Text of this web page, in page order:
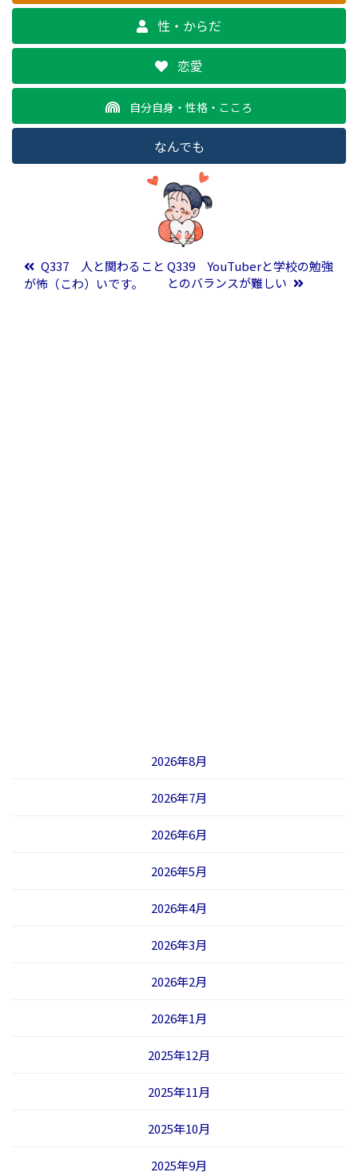
性・からだ
恋愛
自分自身・性格・こころ
なんでも
投稿ナビゲーション
Q337 人と関わること
が怖（こわ）いです。
Q339 YouTuberと学校の勉強
とのバランスが難しい
2026年8月
2026年7月
2026年6月
2026年5月
2026年4月
2026年3月
2026年2月
2026年1月
2025年12月
2025年11月
2025年10月
2025年9月